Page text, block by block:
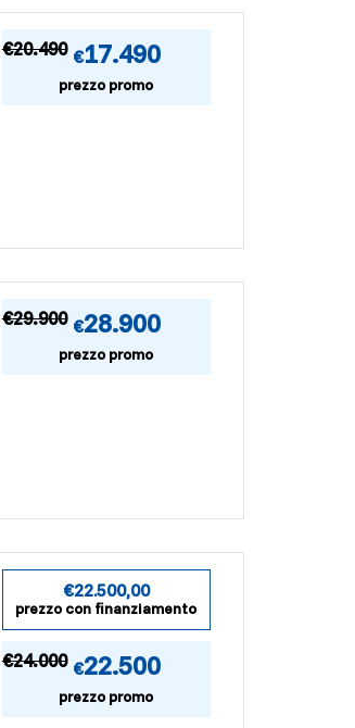
€20.490 €17.490
prezzo promo
€29.900 €28.900
prezzo promo
€22.500,00
prezzo con finanziamento
€24.000 €22.500
prezzo promo